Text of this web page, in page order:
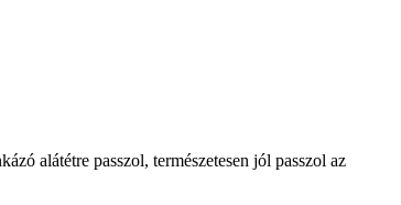
alátétre passzol, természetesen jól passzol az